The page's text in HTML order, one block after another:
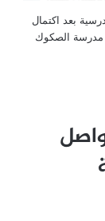
بعد اكتمال
مدرسة الصكوك